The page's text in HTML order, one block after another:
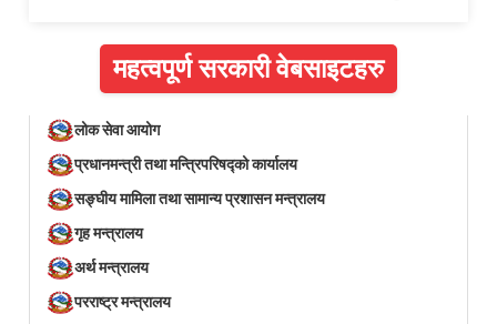
महत्वपूर्ण सरकारी वेबसाइटहरु
लोक सेवा आयोग
प्रधानमन्त्री तथा मन्त्रिपरिषद्को कार्यालय
सङ्घीय मामिला तथा सामान्य प्रशासन मन्त्रालय
गृह मन्त्रालय
अर्थ मन्त्रालय
परराष्ट्र मन्त्रालय